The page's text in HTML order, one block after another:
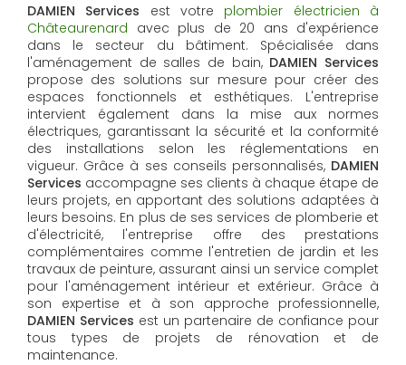
DAMIEN Services est votre plombier électricien à
Châteaurenard avec plus de 20 ans d'expérience
dans le secteur du bâtiment. Spécialisée dans
l'aménagement de salles de bain, DAMIEN Services
propose des solutions sur mesure pour créer des
espaces fonctionnels et esthétiques. L'entreprise
intervient également dans la mise aux normes
électriques, garantissant la sécurité et la conformité
des installations selon les réglementations en
vigueur. Grâce à ses conseils personnalisés, DAMIEN
Services accompagne ses clients à chaque étape de
leurs projets, en apportant des solutions adaptées à
leurs besoins. En plus de ses services de plomberie et
d'électricité, l'entreprise offre des prestations
complémentaires comme l'entretien de jardin et les
travaux de peinture, assurant ainsi un service complet
pour l'aménagement intérieur et extérieur. Grâce à
son expertise et à son approche professionnelle,
DAMIEN Services​​​​​​​ est un partenaire de confiance pour
tous types de projets de rénovation et de
maintenance.